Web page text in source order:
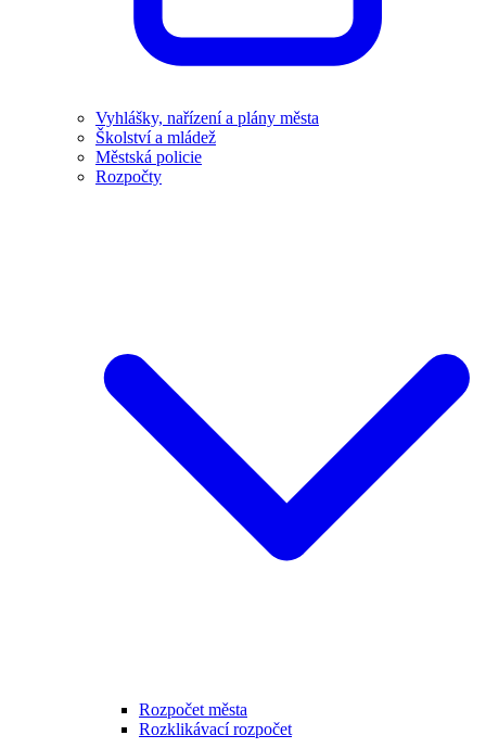
Vyhlášky, nařízení a plány města
Školství a mládež
Městská policie
Rozpočty
Rozpočet města
Rozklikávací rozpočet